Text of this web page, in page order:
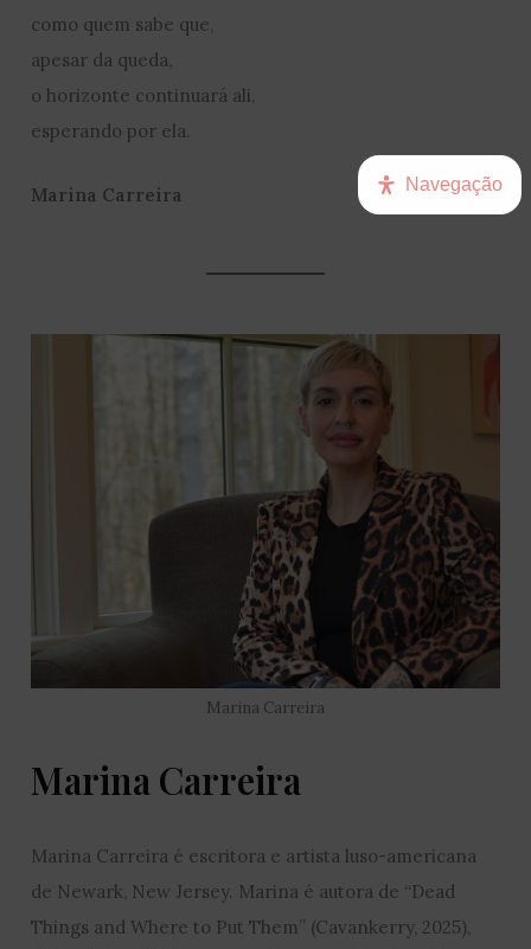
como quem sabe que,
apesar da queda,
o horizonte continuará ali,
esperando por ela.
Marina Carreira
Marina Carreira
Marina Carreira
Marina Carreira é escritora e artista luso-americana
de Newark, New Jersey. Marina é autora de “Dead
Things and Where to Put Them” (Cavankerry, 2025),
Navegação